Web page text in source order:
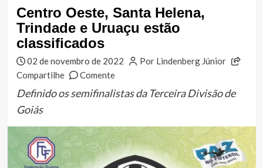
Centro Oeste, Santa Helena,
Trindade e Uruaçu estão
classificados
02 de novembro de 2022
Por Lindenberg Júnior
Compartilhe
Comente
Definido os semifinalistas da Terceira Divisão de
Goiás